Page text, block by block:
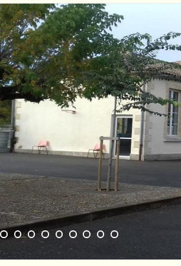
3 4 5 6 7 8 9 10 11